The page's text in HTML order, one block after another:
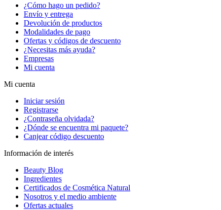
¿Cómo hago un pedido?
Envío y entrega
Devolución de productos
Modalidades de pago
Ofertas y códigos de descuento
¿Necesitas más ayuda?
Empresas
Mi cuenta
Mi cuenta
Iniciar sesión
Registrarse
¿Contraseña olvidada?
¿Dónde se encuentra mi paquete?
Canjear código descuento
Información de interés
Beauty Blog
Ingredientes
Certificados de Cosmética Natural
Nosotros y el medio ambiente
Ofertas actuales